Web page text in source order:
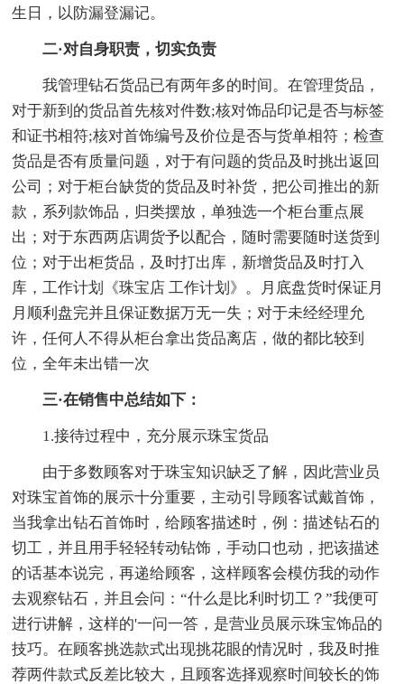
生日，以防漏登漏记。
二·对自身职责，切实负责
我管理钻石货品已有两年多的时间。在管理货品，
对于新到的货品首先核对件数;核对饰品印记是否与标签
和证书相符;核对首饰编号及价位是否与货单相符；检查
货品是否有质量问题，对于有问题的货品及时挑出返回
公司；对于柜台缺货的货品及时补货，把公司推出的新
款，系列款饰品，归类摆放，单独选一个柜台重点展
出；对于东西两店调货予以配合，随时需要随时送货到
位；对于出柜货品，及时打出库，新增货品及时打入
库，工作计划《珠宝店 工作计划》。月底盘货时保证月
月顺利盘完并且保证数据万无一失；对于未经经理允
许，任何人不得从柜台拿出货品离店，做的都比较到
位，全年未出错一次
三·在销售中总结如下：
1.接待过程中，充分展示珠宝货品
由于多数顾客对于珠宝知识缺乏了解，因此营业员
对珠宝首饰的展示十分重要，主动引导顾客试戴首饰，
当我拿出钻石首饰时，给顾客描述时，例：描述钻石的
切工，并且用手轻轻转动钻饰，手动口也动，把该描述
的话基本说完，再递给顾客，这样顾客会模仿我的动作
去观察钻石，并且会问：“什么是比利时切工？”我便可
进行讲解，这样的'一问一答，是营业员展示珠宝饰品的
技巧。在顾客挑选款式出现挑花眼的情况时，我及时推
荐两件款式反差比较大，且顾客选择观察时间较长的饰